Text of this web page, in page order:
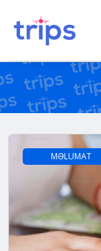
MƏLUMAT